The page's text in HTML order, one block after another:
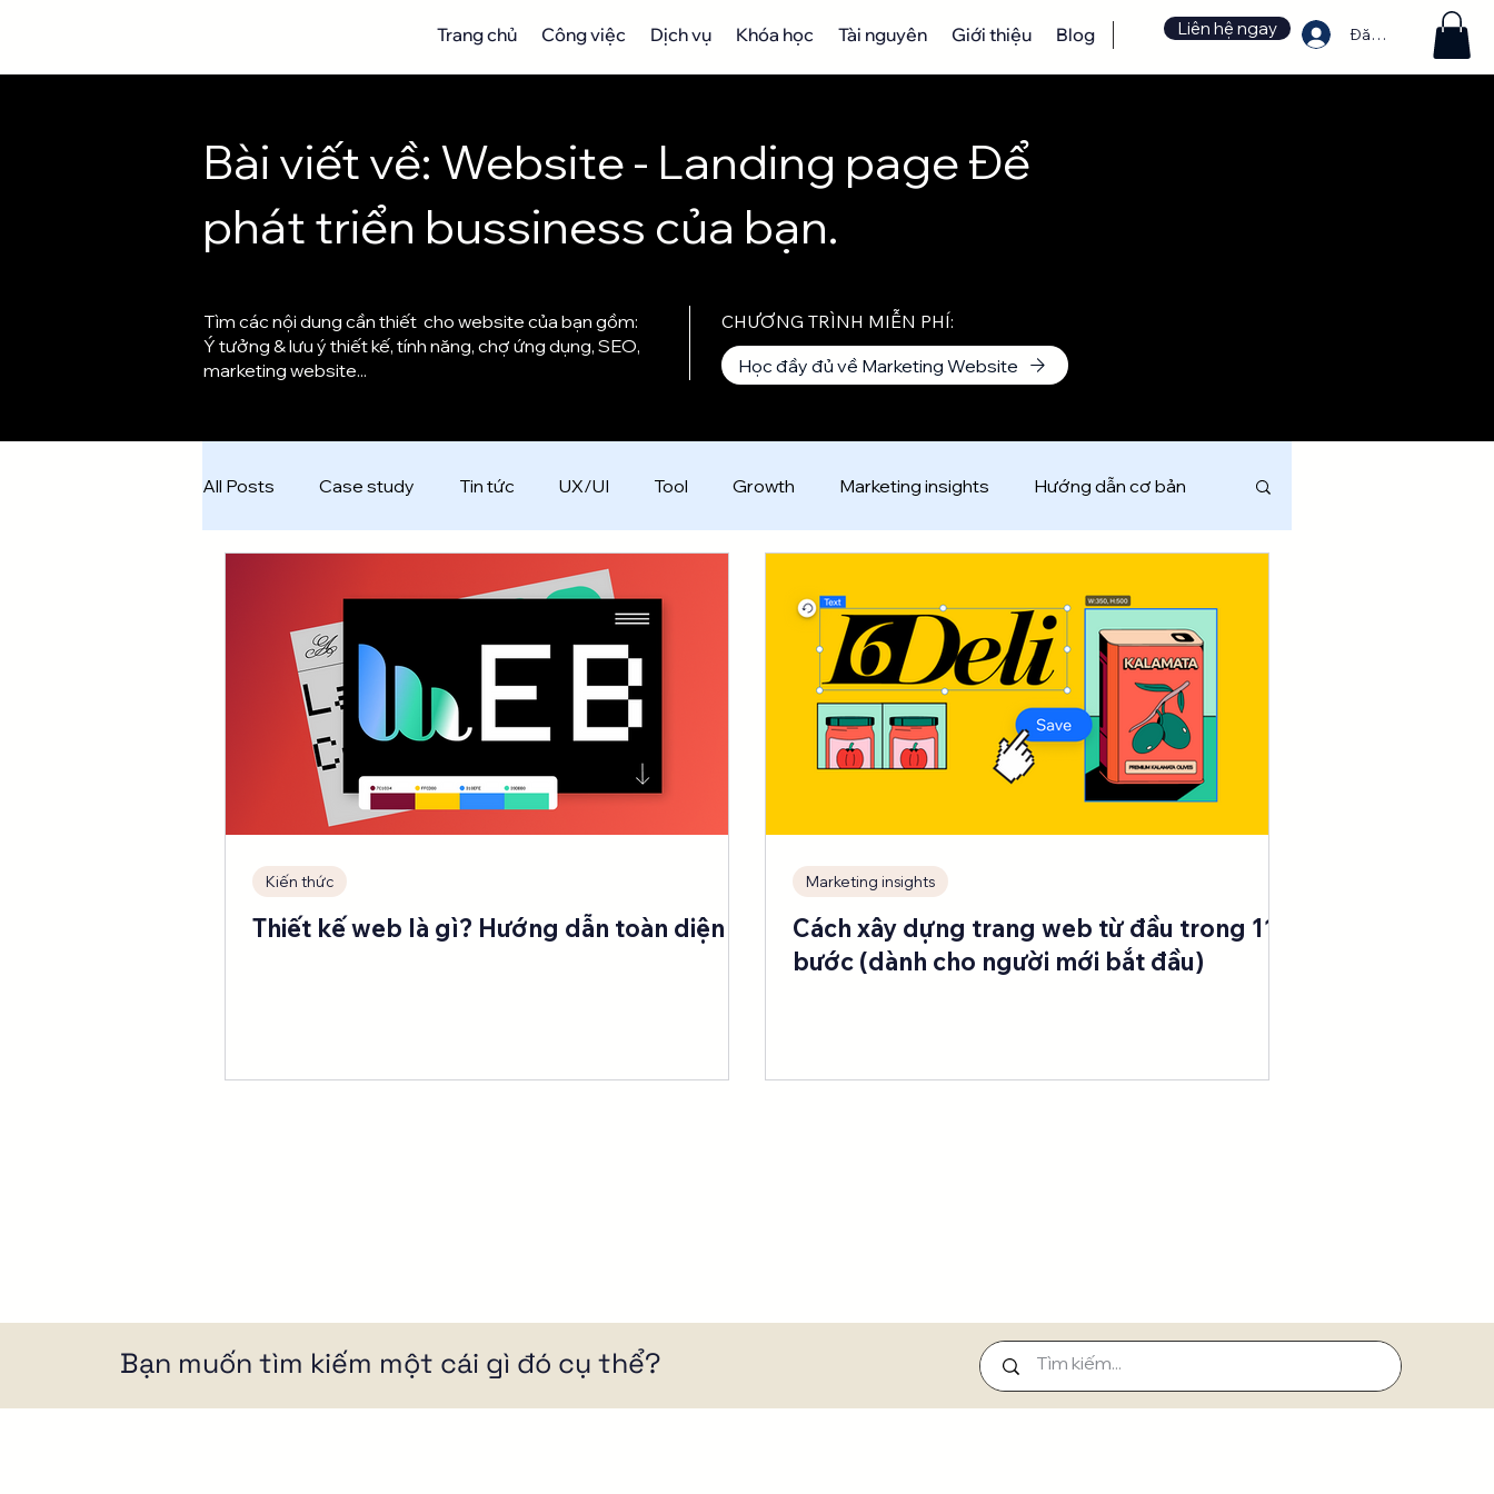
Trang chủ Công việc Dịch vụ Khóa học Tài nguyên Giới thiệu Blog Liên hệ ngay Đăng nhập
Bài viết về: Website - Landing page Để
phát triển bussiness của bạn.
Tìm các nội dung cần thiết cho website của bạn gồm:
Ý tưởng & lưu ý thiết kế, tính năng, chợ ứng dụng, SEO,
marketing website...
CHƯƠNG TRÌNH MIỄN PHÍ:
Học đầy đủ về Marketing Website
All Posts Case study Tin tức UX/UI Tool Growth Marketing insights Hướng dẫn cơ bản
Kiến thức
Thiết kế web là gì? Hướng dẫn toàn diện
Kiến thức
Cách xây dựng trang web từ đầu trong 11
bước (dành cho người mới bắt đầu)
Marketing insights
Bạn muốn tìm kiếm một cái gì đó cụ thể?